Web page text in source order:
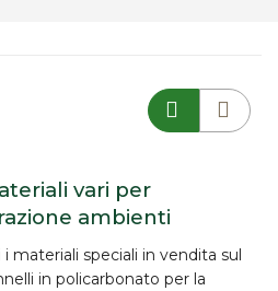
vari per
ambienti
materiali speciali in vendita sul
in policarbonato per la